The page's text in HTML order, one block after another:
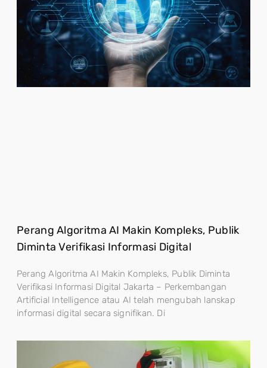
Perang Algoritma AI Makin Kompleks, Publik
Diminta Verifikasi Informasi Digital
Perang Algoritma AI Makin Kompleks, Publik Diminta
Verifikasi Informasi Digital Jakarta – Perkembangan
Artificial Intelligence atau AI telah mengubah lanskap
informasi digital secara signifikan. Di